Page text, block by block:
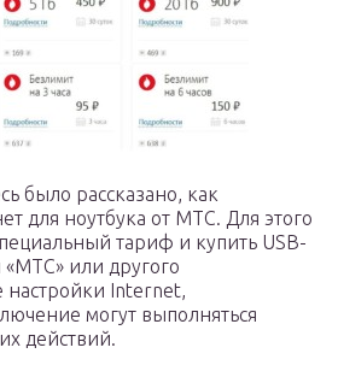
было рассказано, как
для ноутбука от МТС. Для этого
тариф и купить USB-
или другого
настройки Internet,
могут выполняться
действий.